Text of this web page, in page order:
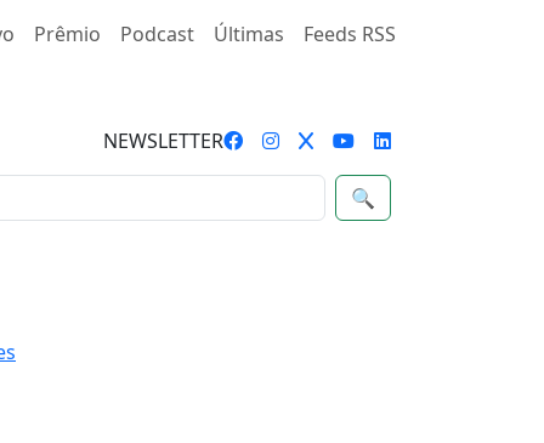
Prêmio Podcast Últimas Feeds RSS
NEWSLETTER
🔍